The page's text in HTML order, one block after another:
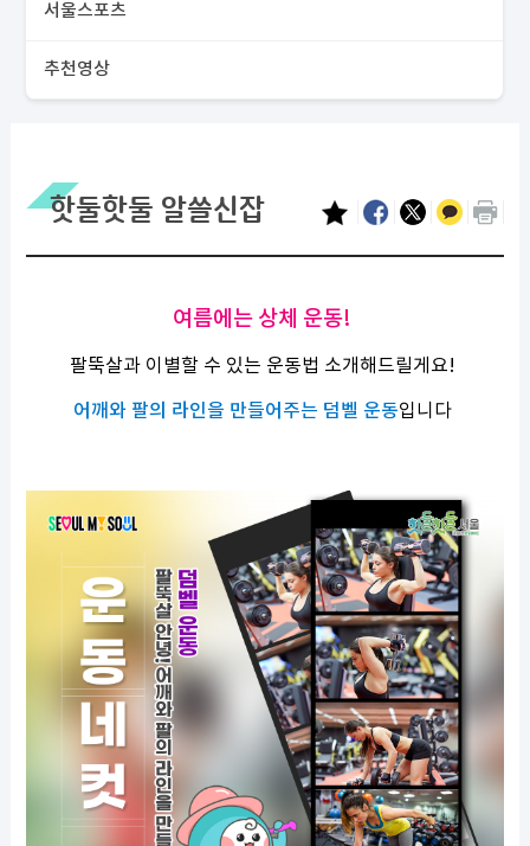
서울스포츠
추천영상
핫둘핫둘 알쓸신잡
여름에는 상체 운동!
팔뚝살과 이별할 수 있는 운동법 소개해드릴게요!
어깨와 팔의 라인을 만들어주는 덤벨 운동입니다